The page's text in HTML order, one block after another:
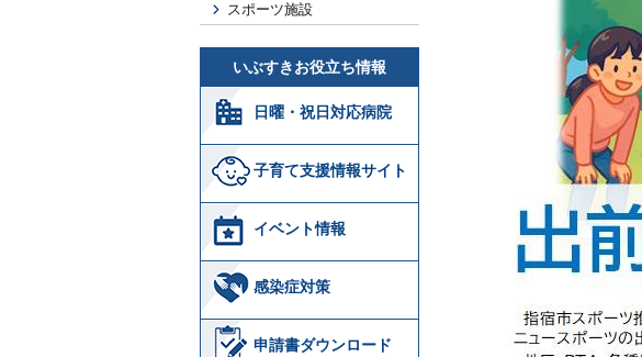
スポーツ施設
いぶすきお役立ち情報
日曜・祝日対応病院
子育て支援情報サイト
イベント情報
感染症対策
申請書ダウンロード